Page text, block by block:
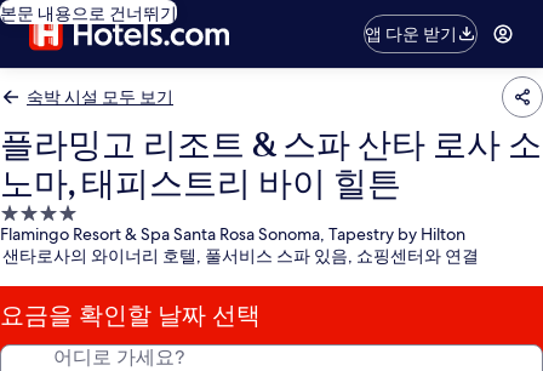
본문 내용으로 건너뛰기
앱 다운 받기
숙박 시설 모두 보기
플라밍고 리조트 & 스파 산타 로사 소
노마, 태피스트리 바이 힐튼
4.0
성
급
숙
박
시
Flamingo Resort & Spa Santa Rosa Sonoma, Tapestry by Hilton
샌타로사의 와이너리 호텔, 풀서비스 스파 있음, 쇼핑센터와 연결
요금을 확인할 날짜 선택
어디로 가세요?